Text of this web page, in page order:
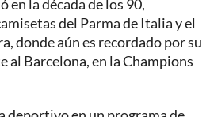
la década de los 90,
del Parma de Italia y el
donde aún es recordado por su
Barcelona, en la Champions